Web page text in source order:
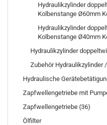
Hydraulikzylinder
Kolbenstange Ø60mm
Hydraulikzylinder
Kolbenstange Ø40mm
Hydraulikzylinder
Zubehör Hydraulikzylinder
Hydraulische
Zapfwellengetriebe mit
Zapfwellengetriebe (36)
Ölfilter